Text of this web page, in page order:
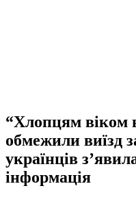
“Хлопцям віком
обмежили виїзд
українців
інформація